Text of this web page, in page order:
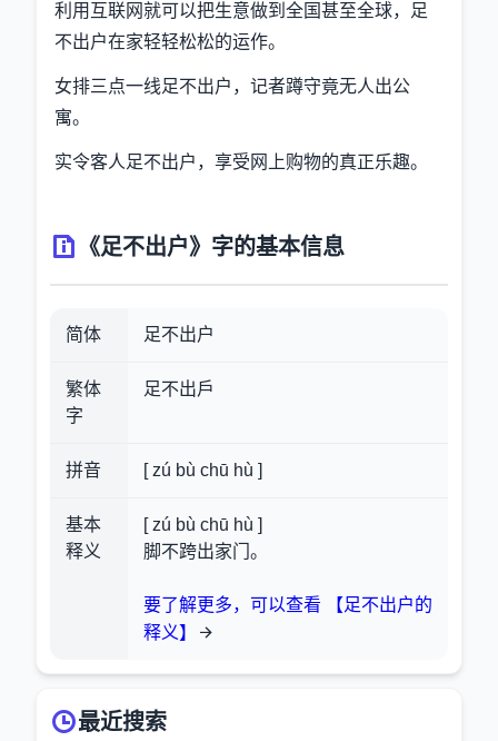
利用互联网就可以把生意做到全国甚至全球，足
不出户在家轻轻松松的运作。
女排三点一线足不出户，记者蹲守竟无人出公
寓。
实令客人足不出户，享受网上购物的真正乐趣。
《足不出户》字的基本信息
简体 足不出户
繁体
字
足不出戶
拼音 [ zú bù chū hù ]
基本
释义
[ zú bù chū hù ]
脚不跨出家门。
要了解更多，可以查看 【足不出户的
释义】
最近搜索